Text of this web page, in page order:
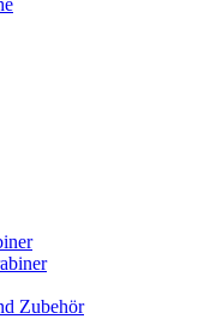
Zubehör